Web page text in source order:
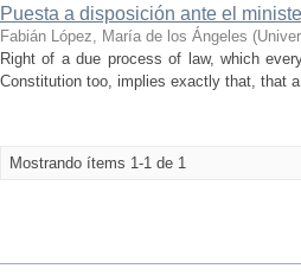
Puesta a disposición ante el
Fabián López, María de los Ángeles (
Right of a due process of law, which
Constitution too, implies exactly that, that
Mostrando ítems 1-1 de 1